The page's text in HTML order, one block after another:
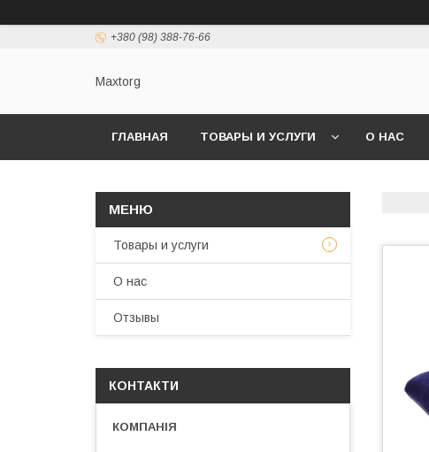
+380 (98) 388-76-66
Maxtorg
ГЛАВНАЯ ТОВАРЫ И УСЛУГИ О НАС
Товары и услуги
О нас
Отзывы
КОНТАКТИ